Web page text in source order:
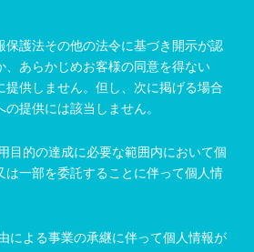
保護法その他の法令に基づき開示が認
、あらかじめお客様の同意を得ない
提供しません。但し、次に掲げる場合
提供には該当しません。
目的の達成に必要な範囲内において個
は一部を委託することに伴って個人情
による事業の承継に伴って個人情報が